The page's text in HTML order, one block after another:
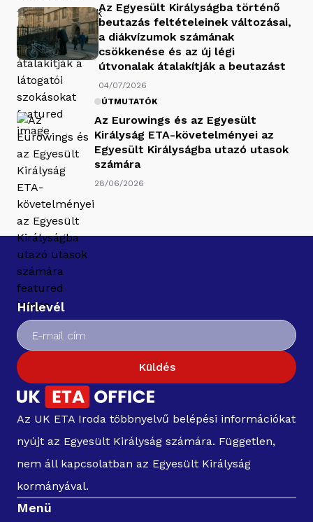
Az Egyesült Királyságba történő
beutazás feltételeinek változásai,
a diákvízumok számának
csökkenése és az új légi
útvonalak átalakítják a beutazást
04/07/2026
ÚTMUTATÓK
Az Eurowings és az Egyesült
Királyság ETA-követelményei az
Egyesült Királyságba utazó utasok
számára
28/06/2026
Hírlevél
Küldés
Az UK ETA Iroda többnyelvű belépési információkat
nyújt az Egyesült Királyság számára. Független,
nem áll kapcsolatban az Egyesült Királyság
kormányával.
Menü